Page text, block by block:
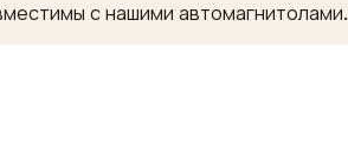
с нашими автомагнитолами.